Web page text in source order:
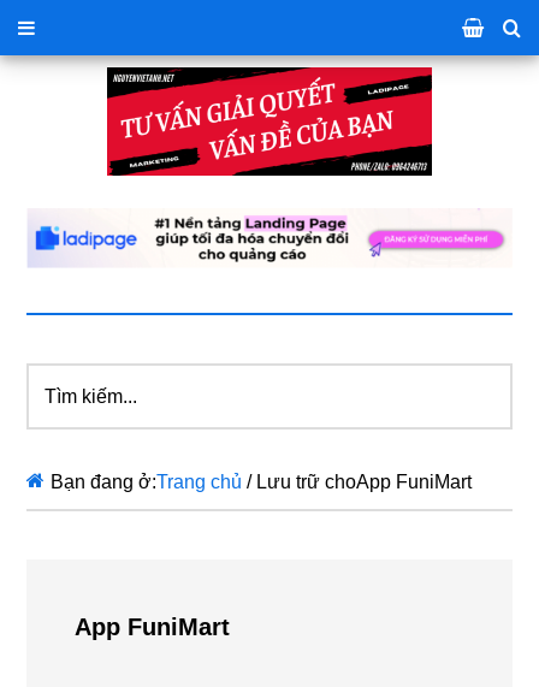
kiếm...
Bạn đang ở:Trang chủ /Lưu trữ choApp FuniMart
App FuniMart